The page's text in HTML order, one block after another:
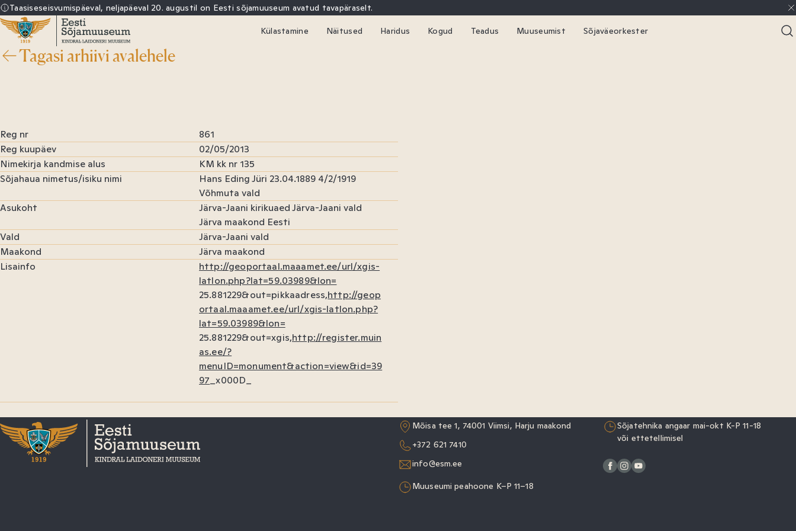
Sisu
juurde
Taasiseseisvumispäeval, neljapäeval 20. augustil on Eesti sõjamuuseum avatud tavapäraselt.
Eesti
Sõjamuuseum
Külastamine Näitused Haridus Kogud Teadus Muuseumist Sõjaväeorkester
Tagasi arhiivi avalehele
Reg nr
861
Reg kuupäev
02/05/2013
Nimekirja kandmise alus
KM kk nr 135
Sõjahaua nimetus/isiku nimi
Hans Eding Jüri 23.04.1889 4/2/1919
Võhmuta vald
Asukoht
Järva-Jaani kirikuaed Järva-Jaani vald
Järva maakond Eesti
Vald
Järva-Jaani vald
Maakond
Järva maakond
Lisainfo
http://geoportaal.maaamet.ee/url/xgis-
latlon.php?lat=59.03989&lon=
25.881229&out=pikkaadress,http://geop
ortaal.maaamet.ee/url/xgis-latlon.php?
lat=59.03989&lon=
25.881229&out=xgis,http://register.muin
as.ee/?
menuID=monument&action=view&id=39
97 _x000D_
Mõisa tee 1, 74001 Viimsi, Harju maakond
+372 621 7410
info@esm.ee
Muuseumi peahoone K–P 11–18
Sõjatehnika angaar mai-okt K-P 11-18
või ettetellimisel